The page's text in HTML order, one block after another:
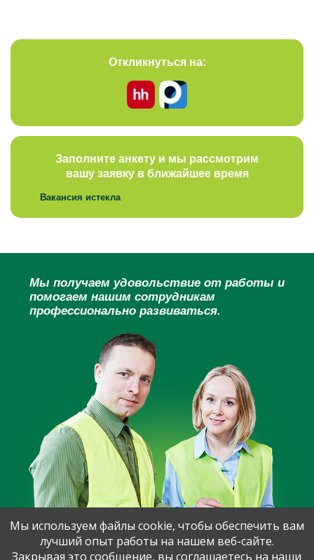
Откликнуться на:
Заполните анкету и мы рассмотрим
вашу заявку в ближайшее время
Вакансия истекла
Мы получаем удовольствие от работы и
помогаем нашим сотрудникам
профессионально развиваться.
Мы используем файлы cookie, чтобы обеспечить вам
лучший опыт работы на нашем веб-сайте.
Закрывая это сообщение, вы соглашаетесь на наши